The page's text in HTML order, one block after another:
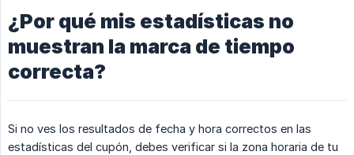
¿Por qué mis estadísticas no
muestran la marca de tiempo
correcta?
Si no ves los resultados de fecha y hora correctos en las
estadísticas del cupón, debes verificar si la zona horaria de tu